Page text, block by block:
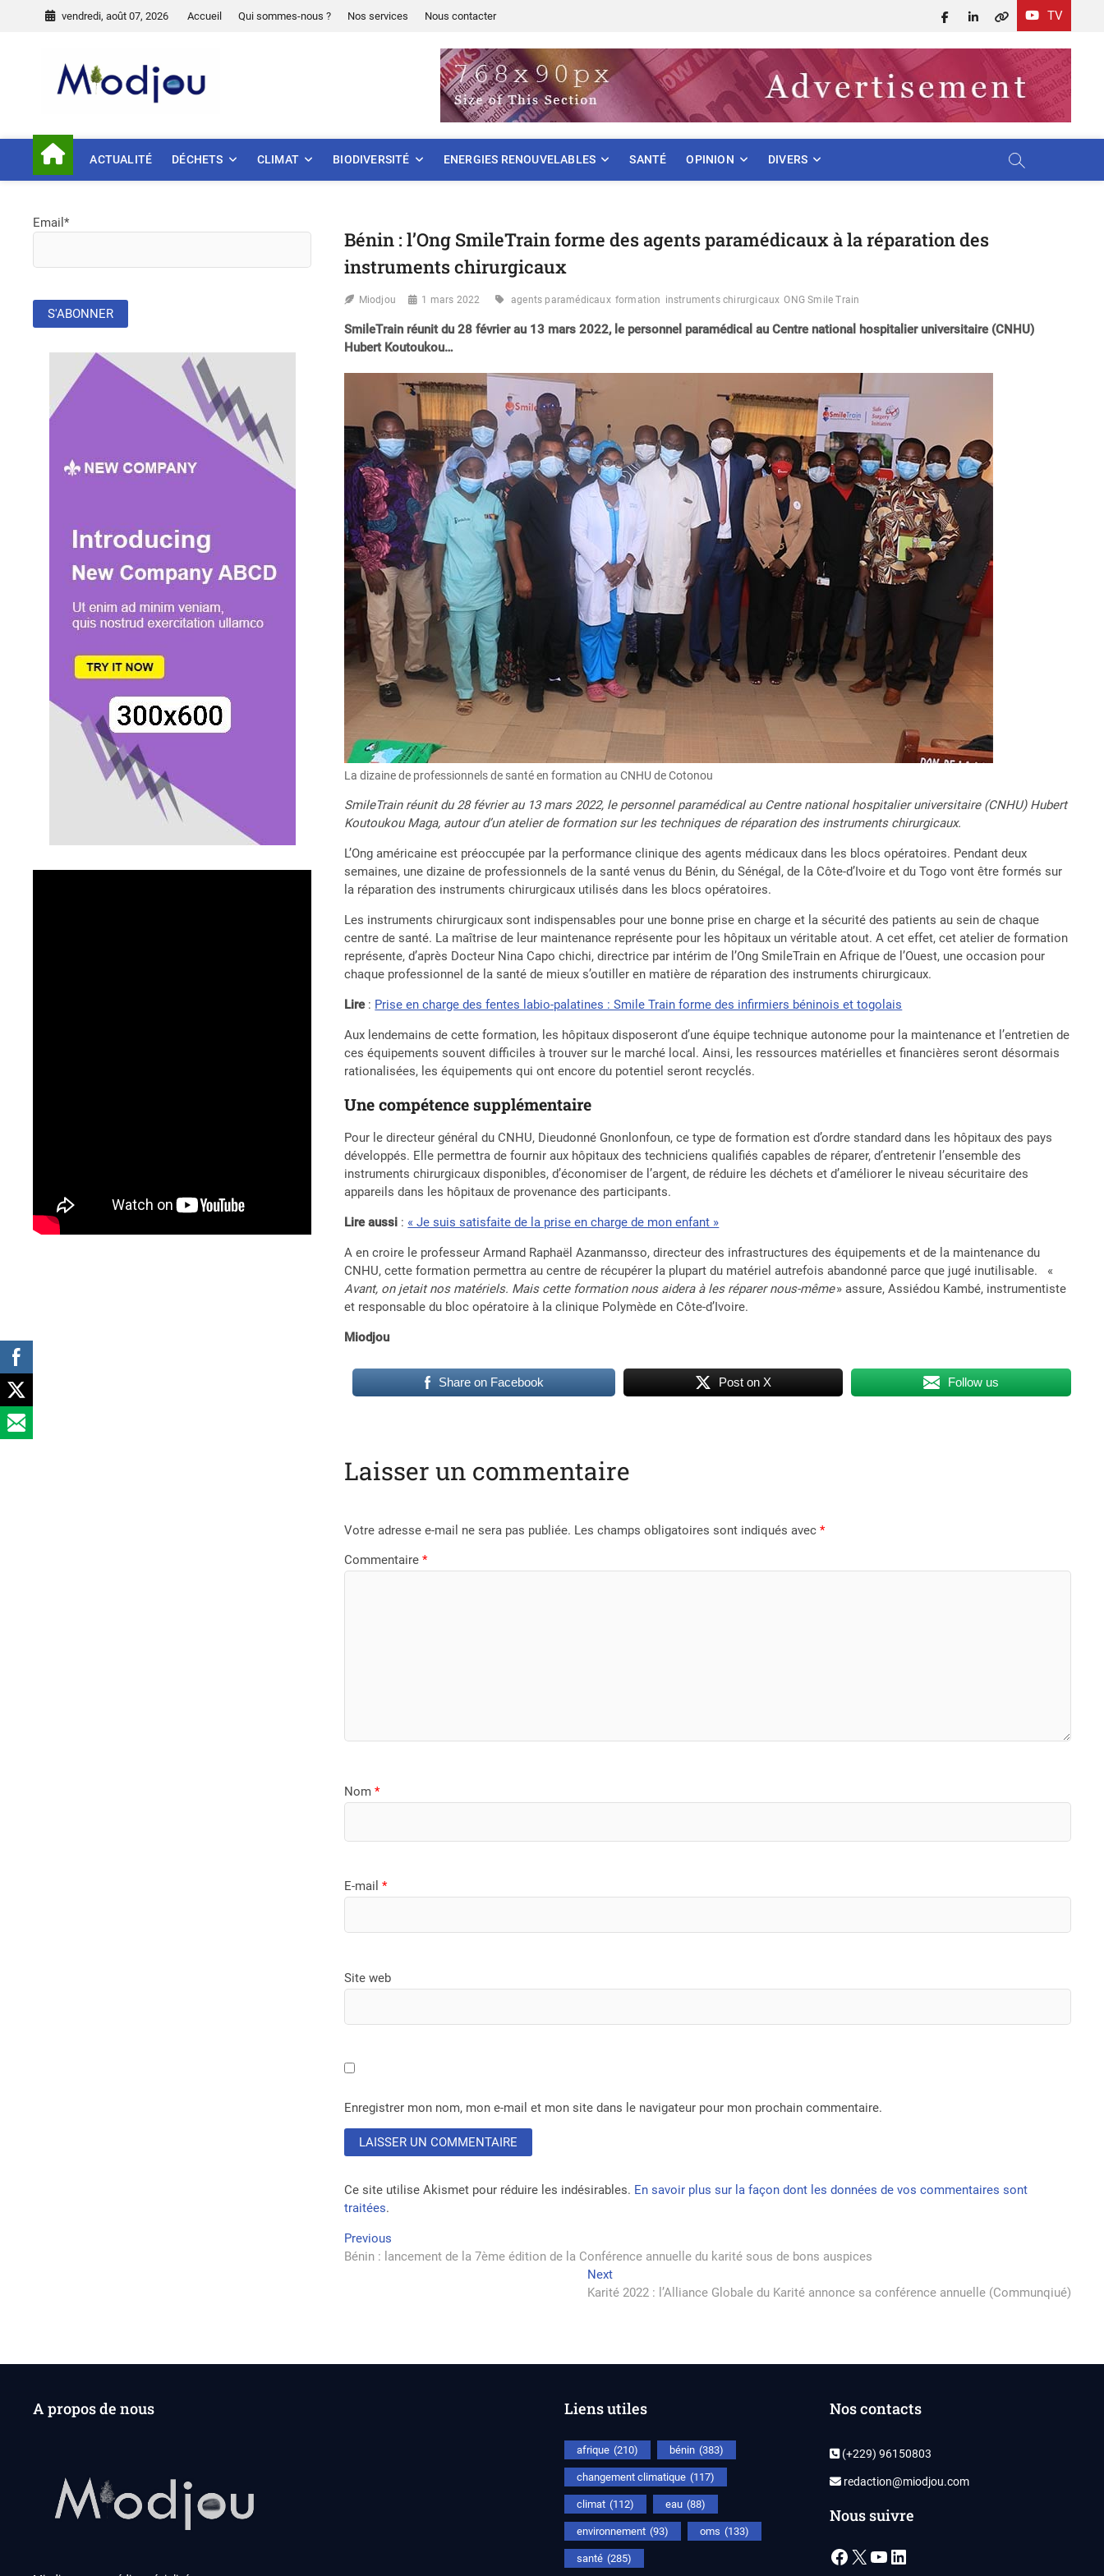
vendredi, août 07, 2026 Accueil Qui sommes-nous ? Nos services Nous contacter TV
Facebook
LinkedIn
X
ACTUALITÉ DÉCHETS CLIMAT BIODIVERSITÉ ENERGIES RENOUVELABLES SANTÉ OPINION DIVERS
Bénin : l’Ong SmileTrain forme des agents paramédicaux à la réparation des
instruments chirurgicaux
Miodjou 1 mars 2022 agents paramédicaux formation instruments chirurgicaux ONG Smile Train
SmileTrain réunit du 28 février au 13 mars 2022, le personnel paramédical au Centre national hospitalier universitaire (CNHU)
Hubert Koutoukou…
La dizaine de professionnels de santé en formation au CNHU de Cotonou
SmileTrain réunit du 28 février au 13 mars 2022, le personnel paramédical au Centre national hospitalier universitaire (CNHU) Hubert
Koutoukou Maga, autour d’un atelier de formation sur les techniques de réparation des instruments chirurgicaux.
L’Ong américaine est préoccupée par la performance clinique des agents médicaux dans les blocs opératoires. Pendant deux
semaines, une dizaine de professionnels de la santé venus du Bénin, du Sénégal, de la Côte-d’Ivoire et du Togo vont être formés sur
la réparation des instruments chirurgicaux utilisés dans les blocs opératoires.
Les instruments chirurgicaux sont indispensables pour une bonne prise en charge et la sécurité des patients au sein de chaque
centre de santé. La maîtrise de leur maintenance représente pour les hôpitaux un véritable atout. A cet effet, cet atelier de formation
représente, d’après Docteur Nina Capo chichi, directrice par intérim de l’Ong SmileTrain en Afrique de l’Ouest, une occasion pour
chaque professionnel de la santé de mieux s’outiller en matière de réparation des instruments chirurgicaux.
Lire : Prise en charge des fentes labio-palatines : Smile Train forme des infirmiers béninois et togolais
Aux lendemains de cette formation, les hôpitaux disposeront d’une équipe technique autonome pour la maintenance et l’entretien de
ces équipements souvent difficiles à trouver sur le marché local. Ainsi, les ressources matérielles et financières seront désormais
rationalisées, les équipements qui ont encore du potentiel seront recyclés.
Une compétence supplémentaire
Pour le directeur général du CNHU, Dieudonné Gnonlonfoun, ce type de formation est d’ordre standard dans les hôpitaux des pays
développés. Elle permettra de fournir aux hôpitaux des techniciens qualifiés capables de réparer, d’entretenir l’ensemble des
instruments chirurgicaux disponibles, d’économiser de l’argent, de réduire les déchets et d’améliorer le niveau sécuritaire des
appareils dans les hôpitaux de provenance des participants.
Lire aussi : « Je suis satisfaite de la prise en charge de mon enfant »
A en croire le professeur Armand Raphaël Azanmansso, directeur des infrastructures des équipements et de la maintenance du
CNHU, cette formation permettra au centre de récupérer la plupart du matériel autrefois abandonné parce que jugé inutilisable. «
Avant, on jetait nos matériels. Mais cette formation nous aidera à les réparer nous-même» assure, Assiédou Kambé, instrumentiste
et responsable du bloc opératoire à la clinique Polymède en Côte-d’Ivoire.
Miodjou
Share on Facebook Post on X Follow us
Laisser un commentaire
Votre adresse e-mail ne sera pas publiée. Les champs obligatoires sont indiqués avec*
Commentaire*
Nom*
E-mail*
Site web
Enregistrer mon nom, mon e-mail et mon site dans le navigateur pour mon prochain commentaire.
Ce site utilise Akismet pour réduire les indésirables. En savoir plus sur la façon dont les données de vos commentaires sont
traitées.
Navigation
de
Previous
post:
Bénin : lancement de la 7ème édition de la Conférence annuelle du karité sous de bons auspices
NextNext
post:
Karité 2022 : l’Alliance Globale du Karité annonce sa conférence annuelle (Communqiué)
Email*
A propos de nous Liens utiles
afrique (210) bénin (383)
changement climatique (117)
climat (112) eau (88)
environnement (93) oms (133)
santé (285)
Nos contacts
(+229) 96150803
redaction@miodjou.com
Nous suivre
Facebook
X YouTube
LinkedIn